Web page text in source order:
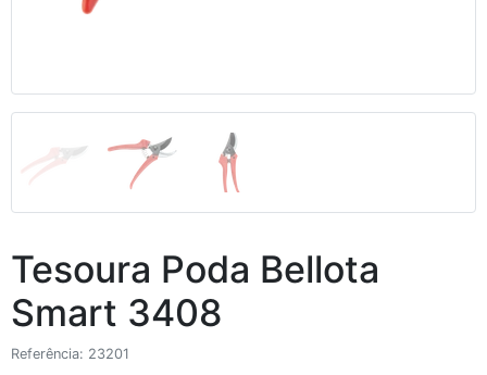
Tesoura Poda Bellota
Smart 3408
Referência: 23201